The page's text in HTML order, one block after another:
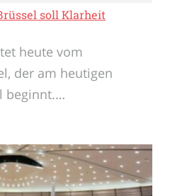
soll Klarheit
heute vom
der am heutigen
beginnt.…